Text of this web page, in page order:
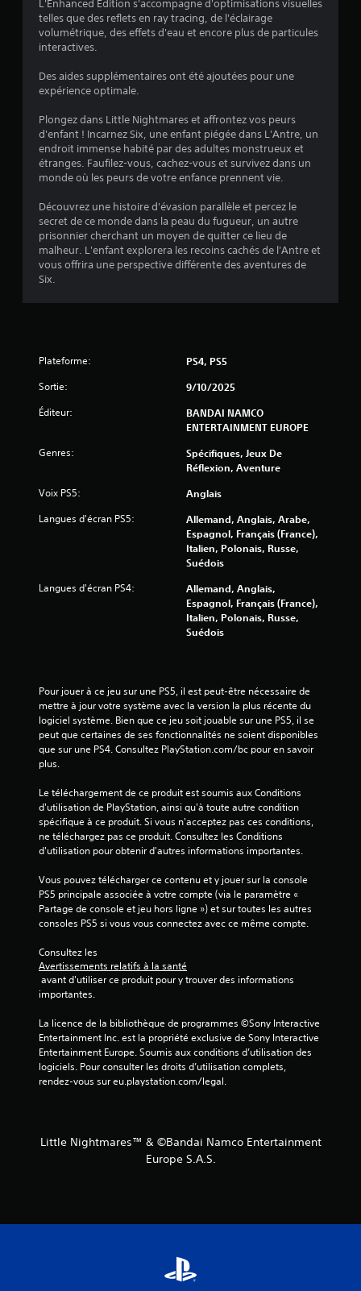
é
t
o
i
l
e
s
6
2
8
a
s
)
L'Enhanced Edition s'accompagne d'optimisations visuelles
telles que des reflets en ray tracing, de l'éclairage
volumétrique, des effets d'eau et encore plus de particules
interactives.
Des aides supplémentaires ont été ajoutées pour une
expérience optimale.
Plongez dans Little Nightmares et affrontez vos peurs
d'enfant ! Incarnez Six, une enfant piégée dans L'Antre, un
endroit immense habité par des adultes monstrueux et
étranges. Faufilez-vous, cachez-vous et survivez dans un
monde où les peurs de votre enfance prennent vie.
Découvrez une histoire d'évasion parallèle et percez le
secret de ce monde dans la peau du fugueur, un autre
prisonnier cherchant un moyen de quitter ce lieu de
malheur. L'enfant explorera les recoins cachés de l'Antre et
vous offrira une perspective différente des aventures de
Six.
Plateforme: PS4, PS5
Sortie: 9/10/2025
Éditeur:
BANDAI NAMCO
ENTERTAINMENT EUROPE
Genres:
Spécifiques, Jeux De
Réflexion, Aventure
Voix PS5: Anglais
Langues d'écran PS5:
Allemand, Anglais, Arabe,
Espagnol, Français (France),
Italien, Polonais, Russe,
Suédois
Langues d'écran PS4:
Allemand, Anglais,
Espagnol, Français (France),
Italien, Polonais, Russe,
Suédois
Pour jouer à ce jeu sur une PS5, il est peut-être nécessaire de
mettre à jour votre système avec la version la plus récente du
logiciel système. Bien que ce jeu soit jouable sur une PS5, il se
peut que certaines de ses fonctionnalités ne soient disponibles
que sur une PS4. Consultez PlayStation.com/bc pour en savoir
plus.
Le téléchargement de ce produit est soumis aux Conditions
d'utilisation de PlayStation, ainsi qu'à toute autre condition
spécifique à ce produit. Si vous n'acceptez pas ces conditions,
ne téléchargez pas ce produit. Consultez les Conditions
d'utilisation pour obtenir d'autres informations importantes.
Vous pouvez télécharger ce contenu et y jouer sur la console
PS5 principale associée à votre compte (via le paramètre «
Partage de console et jeu hors ligne ») et sur toutes les autres
consoles PS5 si vous vous connectez avec ce même compte.
Consultez les
Avertissements relatifs à la santé
importantes.
La licence de la bibliothèque de programmes ©Sony Interactive
Entertainment Inc. est la propriété exclusive de Sony Interactive
Entertainment Europe. Soumis aux conditions d’utilisation des
logiciels. Pour consulter les droits d’utilisation complets,
rendez-vous sur eu.playstation.com/legal.
Little Nightmares™ & ©Bandai Namco Entertainment
Europe S.A.S.